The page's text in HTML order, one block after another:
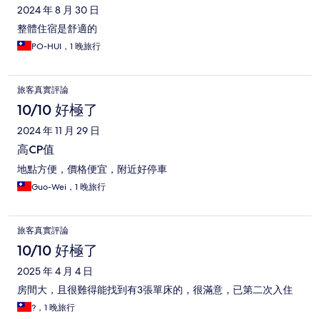
2024 年 8 月 30 日
整體住宿是舒適的
PO-HUI，1 晚旅行
旅客真實評論
10/10 好極了
2024 年 11 月 29 日
高CP值
地點方便，價格便宜，附近好停車
Guo-Wei，1 晚旅行
旅客真實評論
10/10 好極了
2025 年 4 月 4 日
房間大，且很難得能找到有3張單床的，很滿意，已第二次入住
?，1 晚旅行